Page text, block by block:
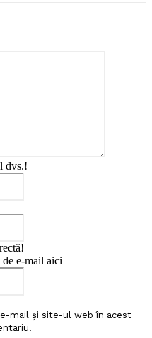
dvs.!
e-mail aici
mail și site-ul web în acest